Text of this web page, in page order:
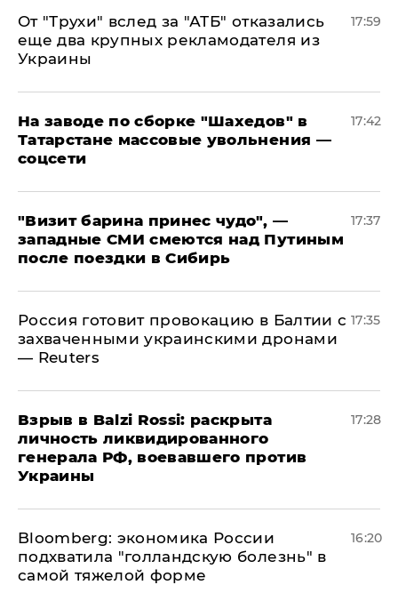
От "Трухи" вслед за "АТБ" отказались
еще два крупных рекламодателя из
Украины
17:59
На заводе по сборке "Шахедов" в
Татарстане массовые увольнения —
соцсети
17:42
"Визит барина принес чудо", —
западные СМИ смеются над Путиным
после поездки в Сибирь
17:37
​Россия готовит провокацию в Балтии с
захваченными украинскими дронами
— Reuters
17:35
​Взрыв в Balzi Rossi: раскрыта
личность ликвидированного
генерала РФ, воевавшего против
Украины
17:28
Bloomberg: экономика России
подхватила "голландскую болезнь" в
самой тяжелой форме
16:20